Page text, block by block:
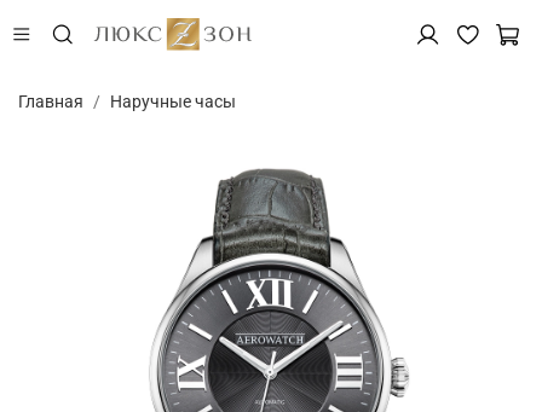
Главная Наручные часы